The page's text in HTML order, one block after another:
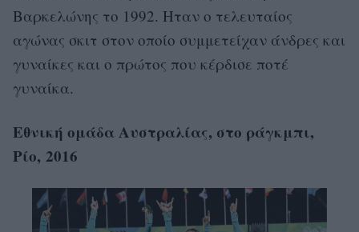
Βαρκελώνης το 1992. Ηταν ο τελευταίος
αγώνας σκιτ στον οποίο συμμετείχαν άνδρες και
γυναίκες και ο πρώτος που κέρδισε ποτέ
γυναίκα.
Εθνική ομάδα Αυστραλίας, στο ράγκμπι,
Ρίο, 2016